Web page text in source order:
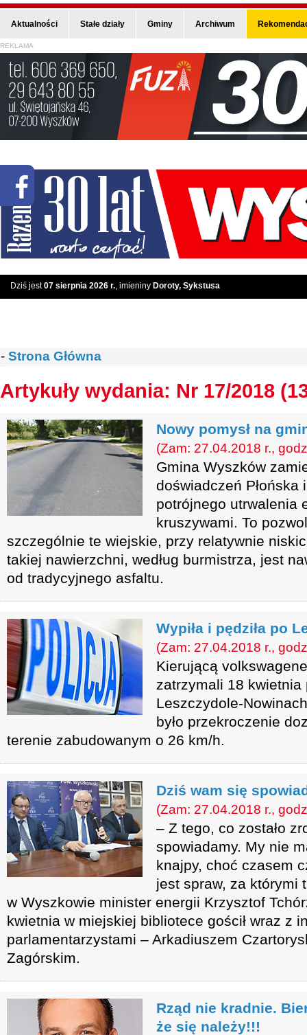
Aktualności Stałe działy Gminy Archiwum
REKLAMA
Dziś jest07 sierpnia 2026 r., imieniny Doroty, Sykstusa
- Strona Główna
Artykuły wydania: Nr 17/2018
Nowy pomysł na
(Zam: 27.04.2018 r.,
Gmina Wyszków
doświadczeń
potrójnego utrwalenia
kruszywami. To
szczególnie te wiejskie, przy relatywnie
takiej nawierzchni, według burmistrza, jest
od tradycyjnego asfaltu.
Wypiła i pędziła po
(Zam: 27.04.2018 r.,
Kierującą
zatrzymali 18 kwietnia
Leszczydole-
było przekroczenie
terenie zabudowanym o 26 km/h.
Dziś wam się
(Zam: 27.04.2018 r.,
– Z tego, co zostało
spowiadamy. My nie
knajpy, choć czasem
jest spraw, za którymi
w Wyszkowie minister energii Krzysztof
kwietnia w miejskiej bibliotece gościł wraz z
parlamentarzystami – Arkadiuszem
Zagórskim.
Rząd nie kradnie.
że się należy!!!